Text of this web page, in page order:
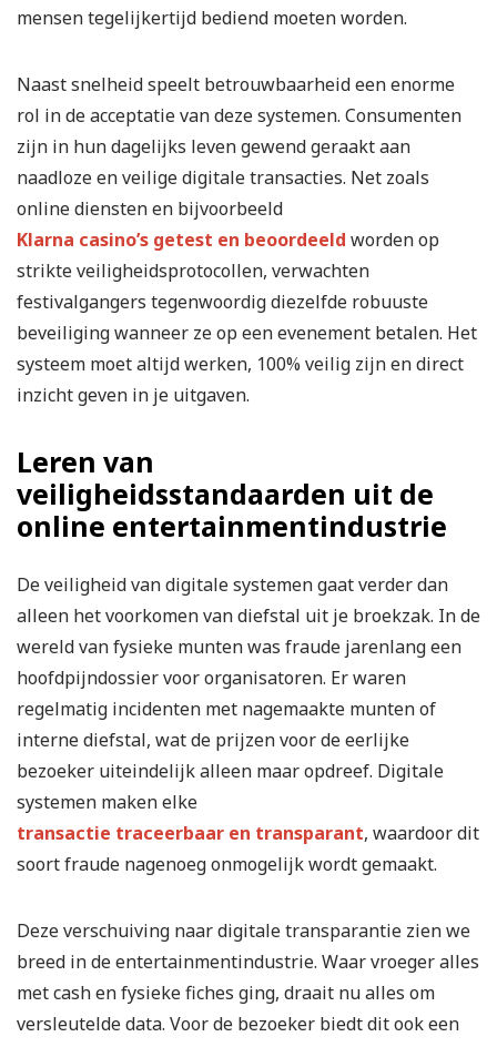
mensen tegelijkertijd bediend moeten worden.
Naast snelheid speelt betrouwbaarheid een enorme
rol in de acceptatie van deze systemen. Consumenten
zijn in hun dagelijks leven gewend geraakt aan
naadloze en veilige digitale transacties. Net zoals
online diensten en bijvoorbeeld
Klarna casino’s getest en beoordeeld worden op
strikte veiligheidsprotocollen, verwachten
festivalgangers tegenwoordig diezelfde robuuste
beveiliging wanneer ze op een evenement betalen. Het
systeem moet altijd werken, 100% veilig zijn en direct
inzicht geven in je uitgaven.
Leren van
veiligheidsstandaarden uit de
online entertainmentindustrie
De veiligheid van digitale systemen gaat verder dan
alleen het voorkomen van diefstal uit je broekzak. In de
wereld van fysieke munten was fraude jarenlang een
hoofdpijndossier voor organisatoren. Er waren
regelmatig incidenten met nagemaakte munten of
interne diefstal, wat de prijzen voor de eerlijke
bezoeker uiteindelijk alleen maar opdreef. Digitale
systemen maken elke
transactie traceerbaar en transparant, waardoor dit
soort fraude nagenoeg onmogelijk wordt gemaakt.
Deze verschuiving naar digitale transparantie zien we
breed in de entertainmentindustrie. Waar vroeger alles
met cash en fysieke fiches ging, draait nu alles om
versleutelde data. Voor de bezoeker biedt dit ook een